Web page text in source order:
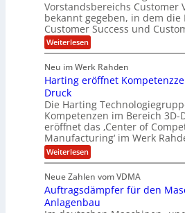
i
a
H
u
b
e
r
ä
l
t
6
5
M
i
l
P
S
a
l
e
s
n
g
i
n
e
r
i
S
t
e
l
l
r
i
e
r
s
i
o
n
3
.
2
n
e
G
r
o
p
ü
r
n
i
m
m
t
A
p
s
o
l
Vorstandsbereichs Customer
bekannt gegeben, in dem die
Customer Success und
Weiterlesen:
T
o
m
S
a
u
e
r
e
s
i
g
w
Neu im Werk Rahden
Harting eröffnet
Druck
Die Harting
Kompetenzen im Bereich 3D-
eröffnet das ‚Center of
Manufacturing‘ im Werk
Weiterlesen:
H
r
t
i
n
Neue Zahlen vom VDMA
Auftragsdämpfer für den
Anlagenbau